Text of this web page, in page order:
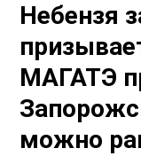
Небензя
МАГАТЭ
можно